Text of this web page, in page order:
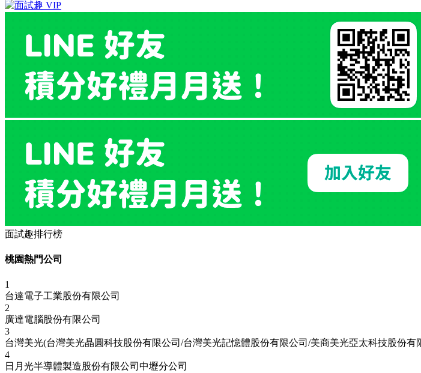
面試趣排行榜
桃園熱門公司
1
台達電子工業股份有限公司
2
廣達電腦股份有限公司
3
台灣美光(台灣美光晶圓科技股份有限公司/台灣美光記憶體股份有限公司/美商美光亞太科技股份有
4
日月光半導體製造股份有限公司中壢分公司